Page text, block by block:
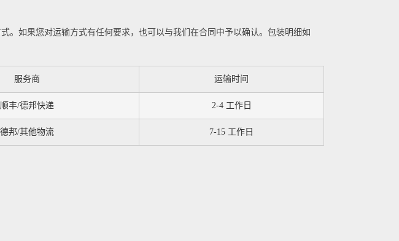
。如果您对运输方式有任何要求，也可以与我们在合同中予以确认。包装明细如
服务商 运输时间
顺丰/德邦快递 2-4 工作日
德邦/其他物流 7-15 工作日